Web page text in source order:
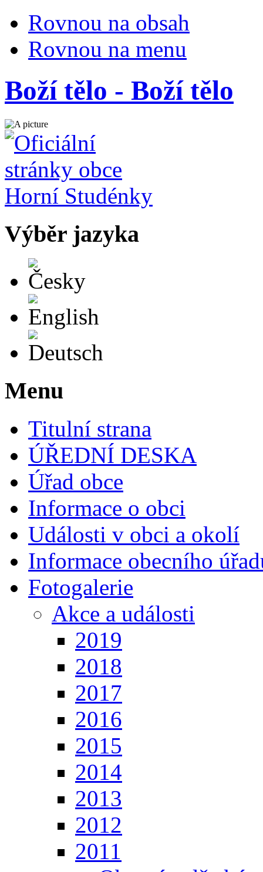
Rovnou na obsah
Rovnou na menu
Boží tělo - Boží tělo
Výběr jazyka
Menu
Titulní strana
ÚŘEDNÍ DESKA
Úřad obce
Informace o obci
Události v obci a okolí
Informace obecního
Fotogalerie
Akce a události
2019
2018
2017
2016
2015
2014
2013
2012
2011